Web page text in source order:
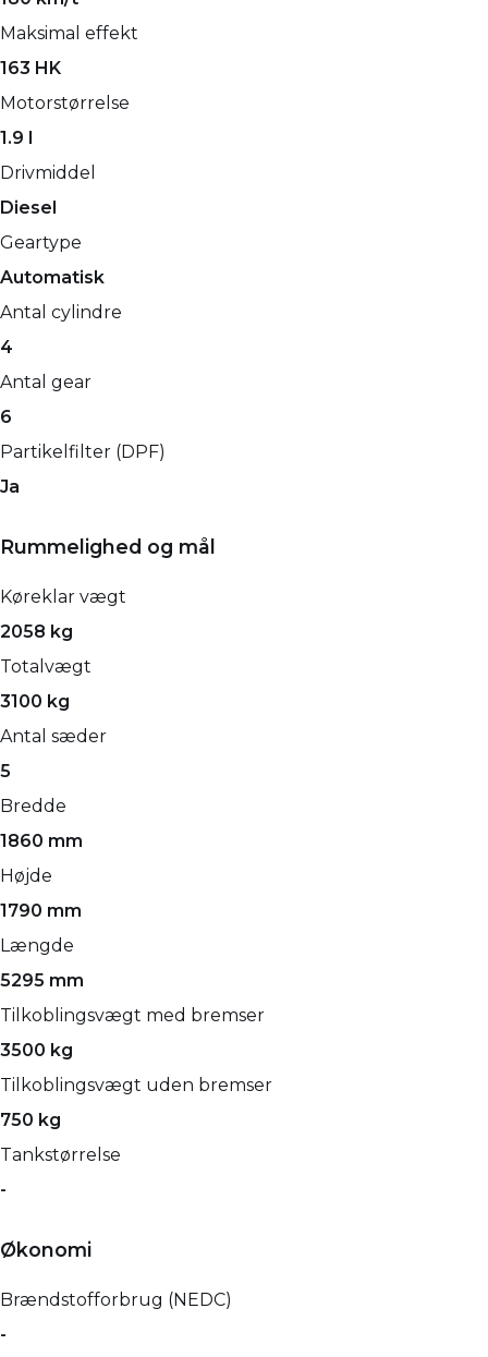
Maksimal effekt
163 HK
Motorstørrelse
1.9 l
Drivmiddel
Diesel
Geartype
Automatisk
Antal cylindre
4
Antal gear
6
Partikelfilter (DPF)
Ja
Rummelighed og mål
Køreklar vægt
2058 kg
Totalvægt
3100 kg
Antal sæder
5
Bredde
1860 mm
Højde
1790 mm
Længde
5295 mm
Tilkoblingsvægt med bremser
3500 kg
Tilkoblingsvægt uden bremser
750 kg
Tankstørrelse
-
Økonomi
Brændstofforbrug (NEDC)
-